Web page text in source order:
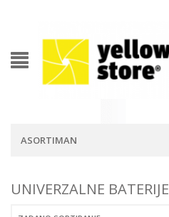
ASORTIMAN
UNIVERZALNE BATERIJE